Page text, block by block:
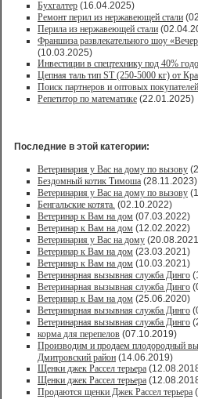
Бухгалтер (16.04.2025)
Ремонт перил из нержавеющей стали
Перила из нержавеющей стали
Франшиза развлекательного шоу
(10.03.2025)
Инвестиции в спецтехнику под 40%
Цепная таль тип ST (250-5000 кг) от
Поиск партнеров и оптовых покупателей
Репетитор по математике (22.01.2025)
Последние в этой категории:
Ветеринария у Вас на дому по вызову
Бездомный котик Тимоша (28.11.2023)
Ветеринария у Вас на дому по вызову
Бенгальские котята. (02.10.2022)
Ветеринар к Вам на дом (07.03.2022)
Ветеринар к Вам на дом (12.02.2022)
Ветеринария у Вас на дому
Ветеринар к Вам на дом (23.03.2021)
Ветеринар к Вам на дом (10.03.2021)
Ветеринарная вызывная служба Динго
Ветеринарная вызывная служба Динго
Ветеринар к Вам на дом (25.06.2020)
Ветеринарная вызывная служба Динго
Ветеринарная вызывная служба Динго
корма для перепелов (07.10.2019)
Производим и продаем плодородный
Дмитровский район (14.06.2019)
Щенки джек Рассел терьера
Щенки джек Рассел терьера
Продаются щенки Джек Рассел терьера